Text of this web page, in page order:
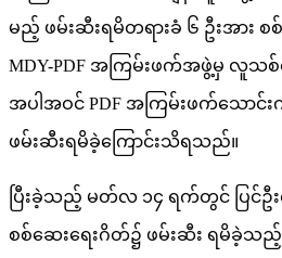
မည့် ဖမ်းဆီးရမိတရားခံ ၆ ဦးအား
MDY-PDF အကြမ်းဖက်အဖွဲ့မှ လူသစ်
အပါအဝင် PDF အကြမ်းဖက်သောင်း
ဖမ်းဆီးရမိခဲ့ကြောင်းသိရသည်။
ပြီးခဲ့သည့် မတ်လ ၁၄ ရက်တွင် ပြင်ဦး
စစ်ဆေးရေးဂိတ်၌ ဖမ်းဆီး ရမိခဲ့သည့်